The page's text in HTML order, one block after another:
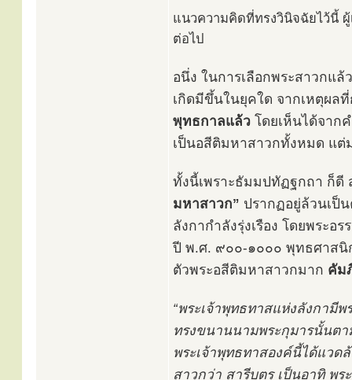
แนวความคิดที่ทรงวินิจฉัยไว้นี้
ต่อไป
อนึ่ง ในการเลือกพระสาวกแ
เกิดมีขึ้นในยุคใด จากเหตุผ
พุทธกาลแล้ว โดยเห็นได้จาก
เป็นอสีติมหาสาวกทั้งหมด แต่
ทั้งนี้เพราะธัมมปทัฏฐกถา ก็
มหาสาวก” ปรากฏอยู่ล้วนเป็
ลังกากำลังรุ่งเรือง โดยพระอ
ปี พ.ศ. ๙๐๐-๑๐๐๐ พุทธศาสนิ
ตัวพระอสีติมหาสาวกมาก คัม
“พระเจ้าพุทธทาสแห่งลังกามี
ทรงขนานนามพระกุมารนั้นต
พระเจ้าพุทธทาสองค์นี้ได้แวด
สาวกว่า สารีบุตร เป็นอาทิ พร